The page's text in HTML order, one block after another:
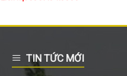
TIN TỨC MỚI